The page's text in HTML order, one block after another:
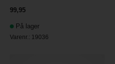
99,95
På lager
Varenr.: 19036